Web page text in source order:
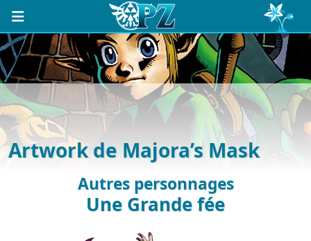
Artwork de Majora’s Mask
Autres personnages
Une Grande fée